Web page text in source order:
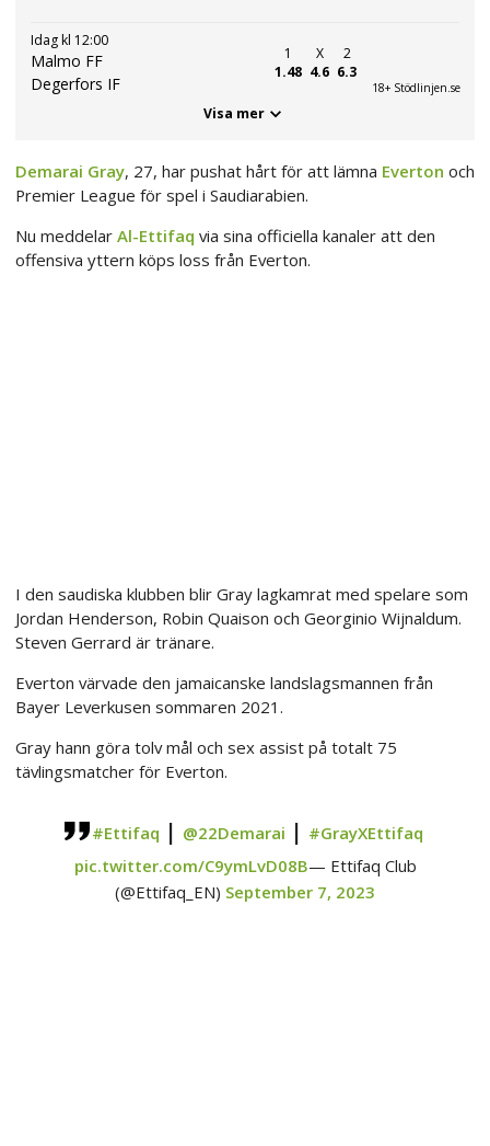
Idag kl 12:00
Malmo FF
Degerfors IF
1
1.48
X
4.6
2
6.3
18+ Stödlinjen.se
Visa mer
Demarai Gray, 27, har pushat hårt för att lämna Everton och
Premier League för spel i Saudiarabien.
Nu meddelar Al-Ettifaq via sina officiella kanaler att den
offensiva yttern köps loss från Everton.
I den saudiska klubben blir Gray lagkamrat med spelare som
Jordan Henderson, Robin Quaison och Georginio Wijnaldum.
Steven Gerrard är tränare.
Everton värvade den jamaicanske landslagsmannen från
Bayer Leverkusen sommaren 2021.
Gray hann göra tolv mål och sex assist på totalt 75
tävlingsmatcher för Everton.
#Ettifaq | @22Demarai | #GrayXEttifaq
pic.twitter.com/C9ymLvD08B— Ettifaq Club
(@Ettifaq_EN) September 7, 2023